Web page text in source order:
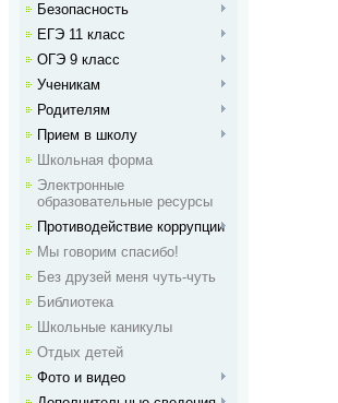
Безопасность
ЕГЭ 11 класс
ОГЭ 9 класс
Ученикам
Родителям
Прием в школу
Школьная форма
Электронные
образовательные ресурсы
Противодействие коррупции
Мы говорим спасибо!
Без друзей меня чуть-чуть
Библиотека
Школьные каникулы
Отдых детей
Фото и видео